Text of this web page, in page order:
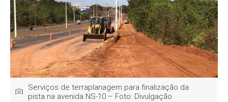
Serviços de terraplanagem para finalização da
pista na avenida NS-10 – Foto: Divulgação